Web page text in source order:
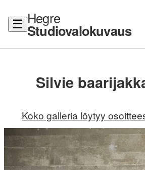
☰ Hegre
Studiovalokuvaus
Silvie
Koko galleria löytyy